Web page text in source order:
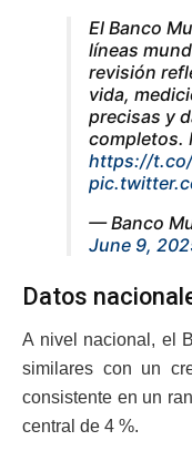
El Banco
líneas
revisión
vida,
precisas y
completos.
https://t.co/
— Banco
June 9,
Datos
A nivel nacional, el
similares con un
consistente en un
central de 4 %.